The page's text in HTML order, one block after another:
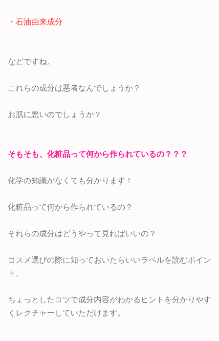
・石油由来成分
などですね。
これらの成分は悪者なんでしょうか？
お肌に悪いのでしょうか？
そもそも、化粧品って何から作られているの？？？
化学の知識がなくても分かります！
化粧品って何から作られているの？
それらの成分はどうやって見ればいいの？
コスメ選びの際に知っておいたらいいラベルを読むポイン
ト、
ちょっとしたコツで成分内容がわかるヒントを分かりやす
くレクチャーしていただけます。